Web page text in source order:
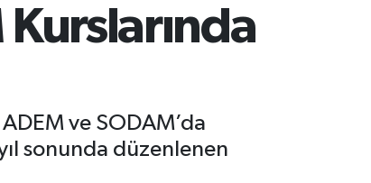
Kurslarında
ve SODAM’da
sonunda düzenlenen